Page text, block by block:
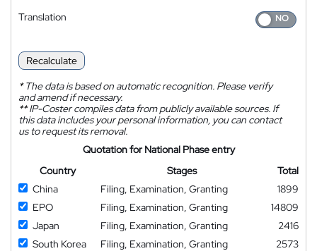
Translation
Recalculate
*The data is based on automatic recognition. Please verify
and amend if necessary.
**IP-Coster compiles data from publicly available sources. If
this data includes your personal information, you can contact
us to request its removal.
Quotation for National Phase entry
Country
Stages
Total
China
Filing, Examination, Granting
1899
EPO
Filing, Examination, Granting
14809
Japan
Filing, Examination, Granting
2416
South Korea
Filing, Examination, Granting 2573